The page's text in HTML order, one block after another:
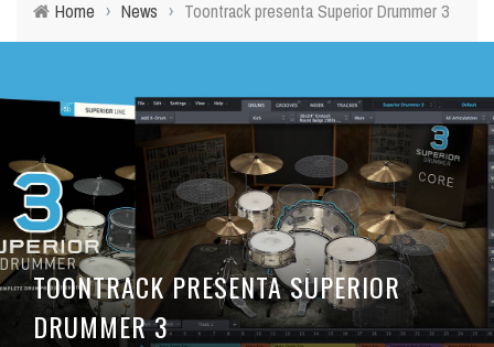
Home › News › Toontrack presenta Superior Drummer 3
TOONTRACK PRESENTA SUPERIOR
DRUMMER 3